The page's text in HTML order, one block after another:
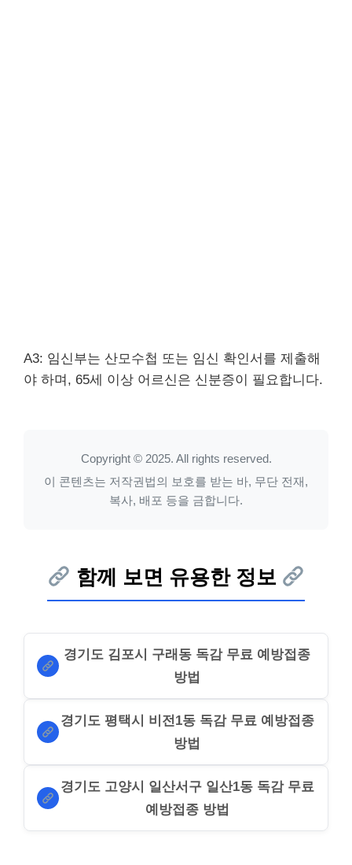
A3: 임신부는 산모수첩 또는 임신 확인서를 제출해
야 하며, 65세 이상 어르신은 신분증이 필요합니다.
Copyright © 2025. All rights reserved.
이 콘텐츠는 저작권법의 보호를 받는 바, 무단 전재,
복사, 배포 등을 금합니다.
함께 보면 유용한 정보
경기도 김포시 구래동 독감 무료 예방접종
방법
경기도 평택시 비전1동 독감 무료 예방접종
방법
경기도 고양시 일산서구 일산1동 독감 무료
예방접종 방법